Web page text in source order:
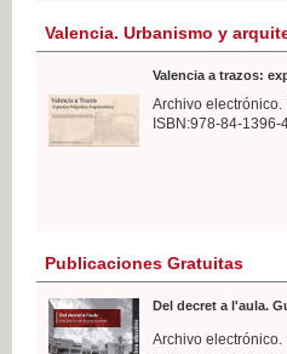
Valencia. Urbanismo y
Valencia a trazos:
Archivo electrónico.
ISBN:978-84-1396-
Publicaciones Gratuitas
Del decret a l'aula.
Archivo electrónico.